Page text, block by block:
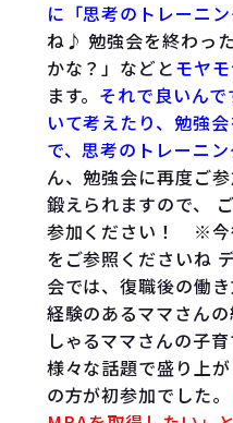
に「思考のトレーニン
ね♪ 勉強会を終わっ
かな？」などとモヤ
ます。 それで良いんで
いて考えたり、勉強
で、思考のトレーニ
ん、勉強会に再度ご
鍛えられますので、
参加ください！ ※今
をご参照くださいね
会では、復職後の働
経験のあるママさん
しゃるママさんの子
様々な話題で盛り上
の方が初参加でした